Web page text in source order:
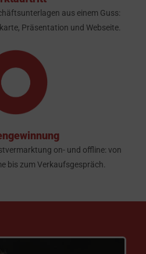
aus einem Guss:
Präsentation und Webseite.
on- und offline: von
bis zum Verkaufsgespräch.